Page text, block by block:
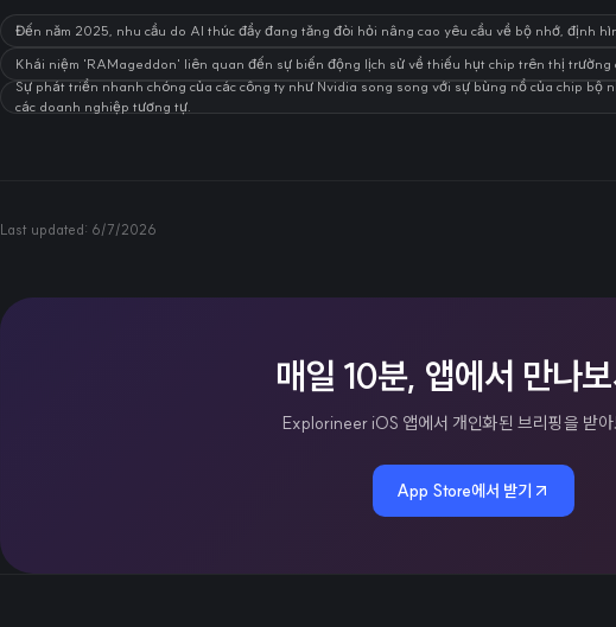
Đến năm 2025, nhu cầu do AI thúc đẩy đang tăng đòi hỏi nâng cao yêu cầu về bộ nhớ, định
Khái niệm 'RAMageddon' liên quan đến sự biến động lịch sử về thiếu hụt chip trên thị trường
Sự phát triển nhanh chóng của các công ty như Nvidia song song với sự bùng nổ của chip bộ
các doanh nghiệp tương tự.
Last updated: 6/7/2026
매일 10분, 앱에서 만나
Explorineer iOS 앱에서 개인화된 브리핑을 받아
App Store에서 받기